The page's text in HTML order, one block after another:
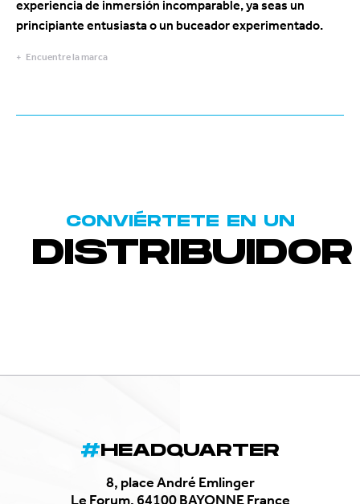
experiencia de inmersión incomparable, ya seas un
principiante entusiasta o un buceador experimentado.
Encuentre la marca
CONVIÉRTETE EN UN
DISTRIBUIDOR
HEADQUARTER
8, place André Emlinger
Le Forum, 64100 BAYONNE France